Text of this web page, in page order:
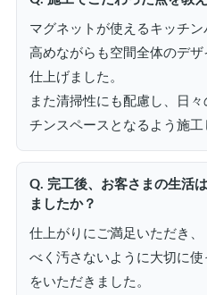
マグネットが使えるキッチ
高めながらも空間全体のデ
仕上げました。
また清掃性にも配慮し、日
チンスペースとなるよう施工
Q. 完工後、お客さまの生活
ましたか？
仕上がりにご満足いただき
べく汚さないように大切に
をいただきました。